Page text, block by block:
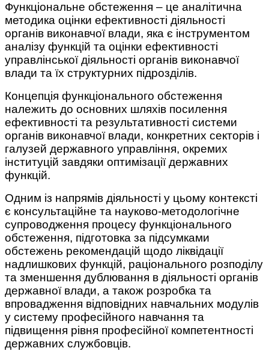
Функціональне обстеження – це аналітична
методика оцінки ефективності діяльності
органів виконавчої влади, яка є інструментом
аналізу функцій та оцінки ефективності
управлінської діяльності органів виконавчої
влади та їх структурних підрозділів.
Концепція функціонального обстеження
належить до основних шляхів посилення
ефективності та результативності системи
органів виконавчої влади, конкретних секторів і
галузей державного управління, окремих
інституцій завдяки оптимізації державних
функцій.
Одним із напрямів діяльності у цьому контексті
є консультаційне та науково-методологічне
супроводження процесу функціонального
обстеження, підготовка за підсумками
обстежень рекомендацій щодо ліквідації
надлишкових функцій, раціонального розподілу
та зменшення дублювання в діяльності органів
державної влади, а також розробка та
впровадження відповідних навчальних модулів
у систему професійного навчання та
підвищення рівня професійної компетентності
державних службовців.